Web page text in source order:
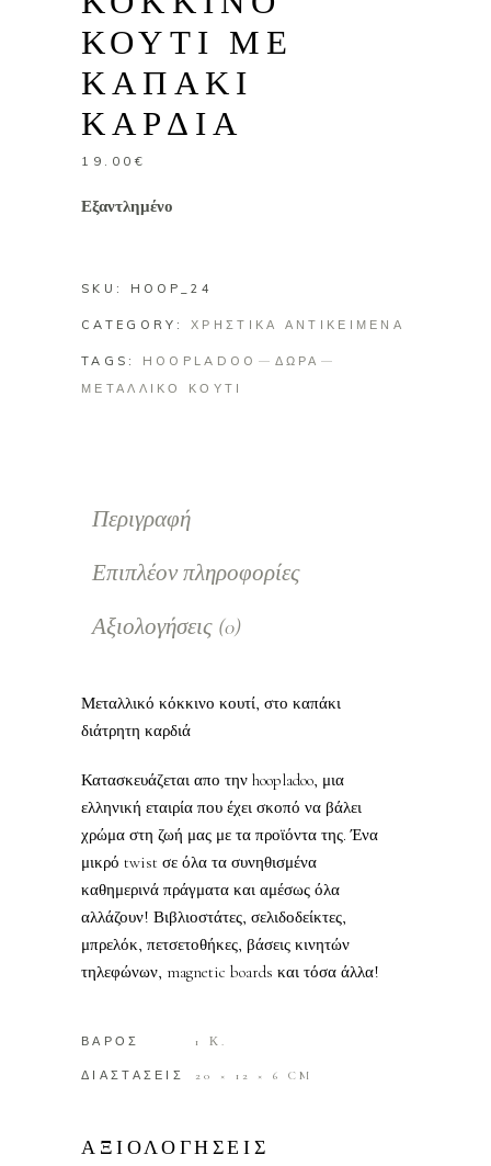
ΚΟΥΤΙ ΜΕ
ΚΑΠΑΚΙ
ΚΑΡΔΙΑ
19.00 €
Εξαντλημένο
SKU: HOOP_24
CATEGORY:ΧΡΗΣΤΙΚΑ ΑΝΤΙΚΕΙΜΕΝΑ
TAGS: HOOPLADOO
ΔΩΡΑ
ΜΕΤΑΛΛΙΚΟ ΚΟΥΤΙ
Περιγραφή
Επιπλέον πληροφορίες
Αξιολογήσεις (0)
Μεταλλικό κόκκινο κουτί, στο καπάκι
διάτρητη καρδιά
Κατασκευάζεται απο την hoopladoo, μια
ελληνική εταιρία που έχει σκοπό να βάλει
χρώμα στη ζωή μας με τα προϊόντα της. Ένα
μικρό twist σε όλα τα συνηθισμένα
καθημερινά πράγματα και αμέσως όλα
αλλάζουν! Βιβλιοστάτες, σελιδοδείκτες,
μπρελόκ, πετσετοθήκες, βάσεις κινητών
τηλεφώνων, magnetic boards και τόσα άλλα!
ΒΑΡΟΣ 1 Κ.
ΔΙΑΣΤΑΣΕΙΣ 20 × 12 × 6 CM
ΑΞΙΟΛΟΓΗΣΕΙΣ